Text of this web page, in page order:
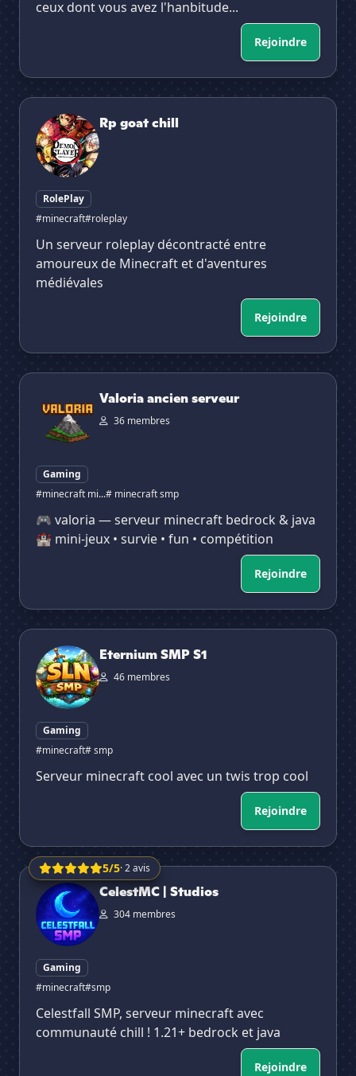
ceux dont vous avez l'hanbitude...
Rejoindre
Rp goat chill
Rp goat chill
RolePlay
#minecraft#roleplay
Un serveur roleplay décontracté entre
amoureux de Minecraft et d'aventures
médiévales
Rejoindre
Valoria ancien serveur
Valoria ancien serveur
36 membres
Gaming
#minecraft mi...# minecraft smp
🎮 valoria — serveur minecraft bedrock & java
🏰 mini-jeux • survie • fun • compétition
Rejoindre
Eternium SMP S1
Eternium SMP S1
46 membres
Gaming
#minecraft# smp
Serveur minecraft cool avec un twis trop cool
Rejoindre
5/5· 2 avis
CelestMC | Studios
CelestMC | Studios
304 membres
Gaming
#minecraft#smp
Celestfall SMP, serveur minecraft avec
communauté chill ! 1.21+ bedrock et java
Rejoindre